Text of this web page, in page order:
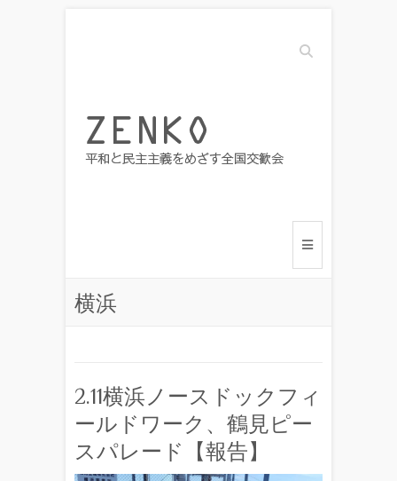
Search
横浜
2.11横浜ノースドックフィ
ールドワーク、鶴見ピー
スパレード【報告】